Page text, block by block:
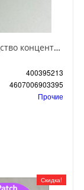
Циперметрин Профессиональное средство концентрат эмульсии 25% для уничтожения тараканов, мух,комаров, блох, клопов, муравьев, ос 50 мл
400395213
4607006903395
Прочие
Скидка!